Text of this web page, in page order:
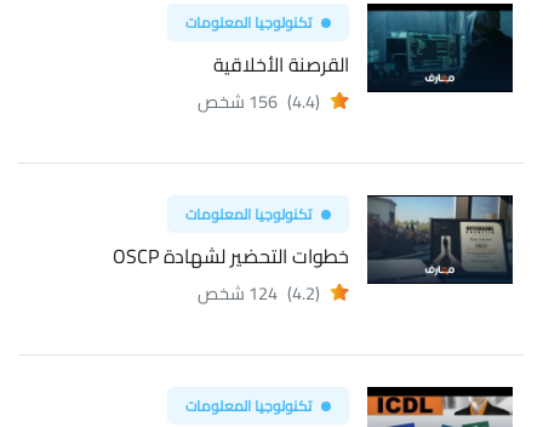
تكنولوجيا المعلومات
القرصنة الأخلاقية
(4.4) 156 شخص
تكنولوجيا المعلومات
خطوات التحضير لشهادة OSCP
(4.2) 124 شخص
تكنولوجيا المعلومات